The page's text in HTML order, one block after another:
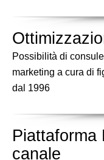
Possibilità di
marketing a cura di
dal 1996
Piattaforma
canale